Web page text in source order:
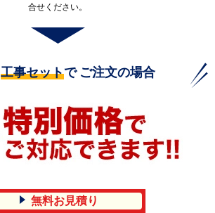
合せください。
工事セットで ご注文の場合
無料お見積り